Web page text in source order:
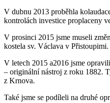
V dubnu 2013 proběhla
kontrolách investice proplaceny
V prosinci 2015 jsme museli
kostela sv. Václava v Přistoupimi.
V letech 2015 a2016 jsme
– originální nástroj z roku 1882.
z Krnova.
Také jsme se podíleli na druhé